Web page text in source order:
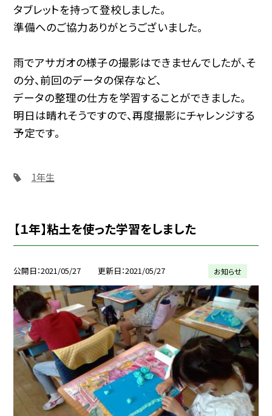
タブレットを持って登校しました。
準備へのご協力ありがとうございました。
雨でアサガオの様子の撮影はできませんでしたが、そ
の分、前回のデータの保存など、
データの整理の仕方を学習することができました。
明日は晴れそうですので、再度撮影にチャレンジする
予定です。
1年生
【１年】粘土を使った学習をしました
公開日 2021/05/27 更新日 2021/05/27 お知らせ